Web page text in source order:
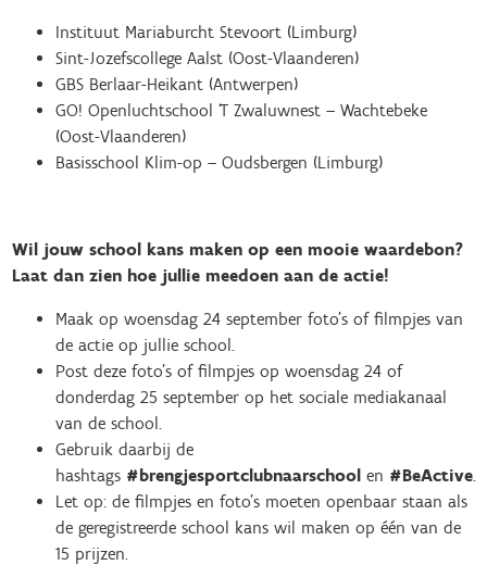
Instituut Mariaburcht Stevoort (Limburg)
Sint-Jozefscollege Aalst (Oost-Vlaanderen)
GBS Berlaar-Heikant (Antwerpen)
GO! Openluchtschool ‘T Zwaluwnest – Wachtebeke
(Oost-Vlaanderen)
Basisschool Klim-op – Oudsbergen (Limburg)
Wil jouw school kans maken op een mooie waardebon?
Laat dan zien hoe jullie meedoen aan de actie!
Maak op woensdag 24 september foto’s of filmpjes van
de actie op jullie school.
Post deze foto’s of filmpjes op woensdag 24 of
donderdag 25 september op het sociale mediakanaal
van de school.
Gebruik daarbij de
hashtags #brengjesportclubnaarschoolen #BeActive.
Let op: de filmpjes en foto’s moeten openbaar staan als
de geregistreerde school kans wil maken op één van de
15 prijzen.